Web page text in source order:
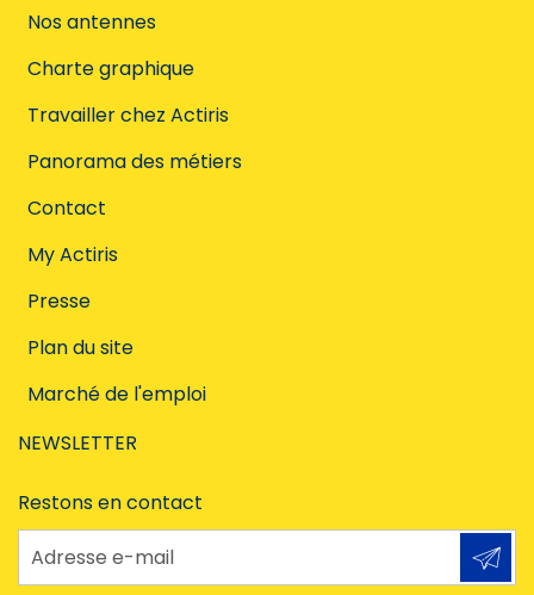
Nos antennes
Charte graphique
Travailler chez Actiris
Panorama des métiers
Contact
My Actiris
Presse
Plan du site
Marché de l'emploi
NEWSLETTER
Restons en contact
Adresse e-mail